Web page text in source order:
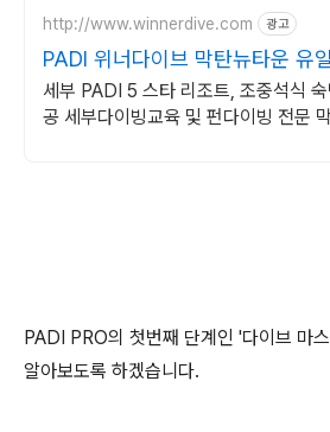
http://www.winnerdive.com 광고
PADI 위너다이브 막탄뉴타운 유
국센터
세부 PADI 5 스타 리조트, 조중석식 숙
공 세부다이빙교육 및 펀다이빙 전문
PADI PRO의 첫번째 단계인 '다이브 마
알아보도록 하겠습니다.